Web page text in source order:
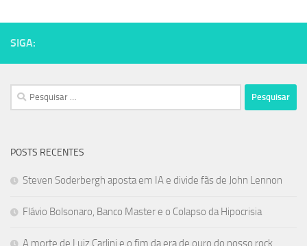
SIGA:
Pesquisar
por:
POSTS RECENTES
Steven Soderbergh aposta em IA e divide fãs de John Lennon
Flávio Bolsonaro, Banco Master e o Colapso da Hipocrisia
A morte de Luiz Carlini e o fim da era de ouro do nosso rock